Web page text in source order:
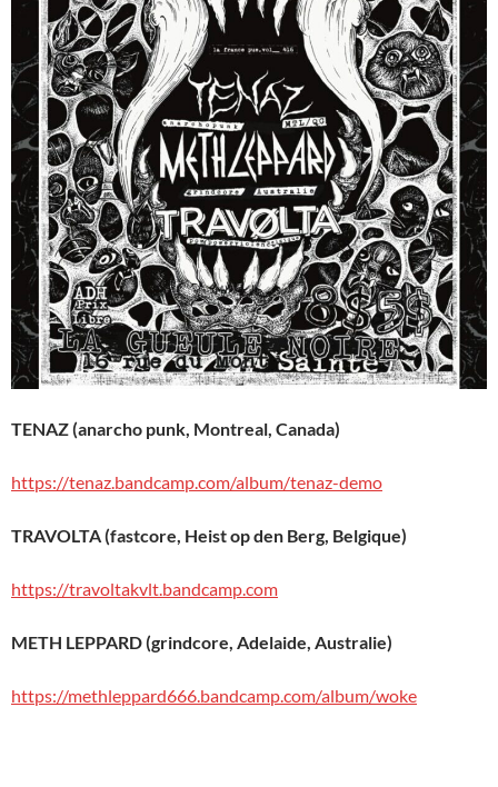
TENAZ (anarcho punk, Montreal, Canada)
https://tenaz.bandcamp.com/album/tenaz-demo
TRAVOLTA (fastcore, Heist op den Berg, Belgique)
https://travoltakvlt.bandcamp.com
METH LEPPARD (grindcore, Adelaide, Australie)
https://methleppard666.bandcamp.com/album/woke